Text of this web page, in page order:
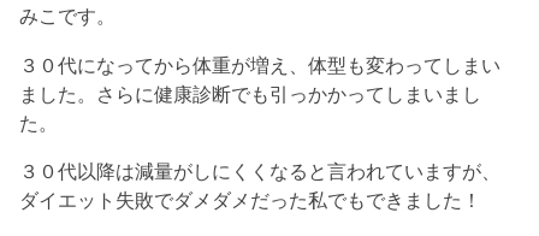
みこです。
３０代になってから体重が増え、体型も変わってしまい
ました。さらに健康診断でも引っかかってしまいまし
た。
３０代以降は減量がしにくくなると言われていますが、
ダイエット失敗でダメダメだった私でもできました！